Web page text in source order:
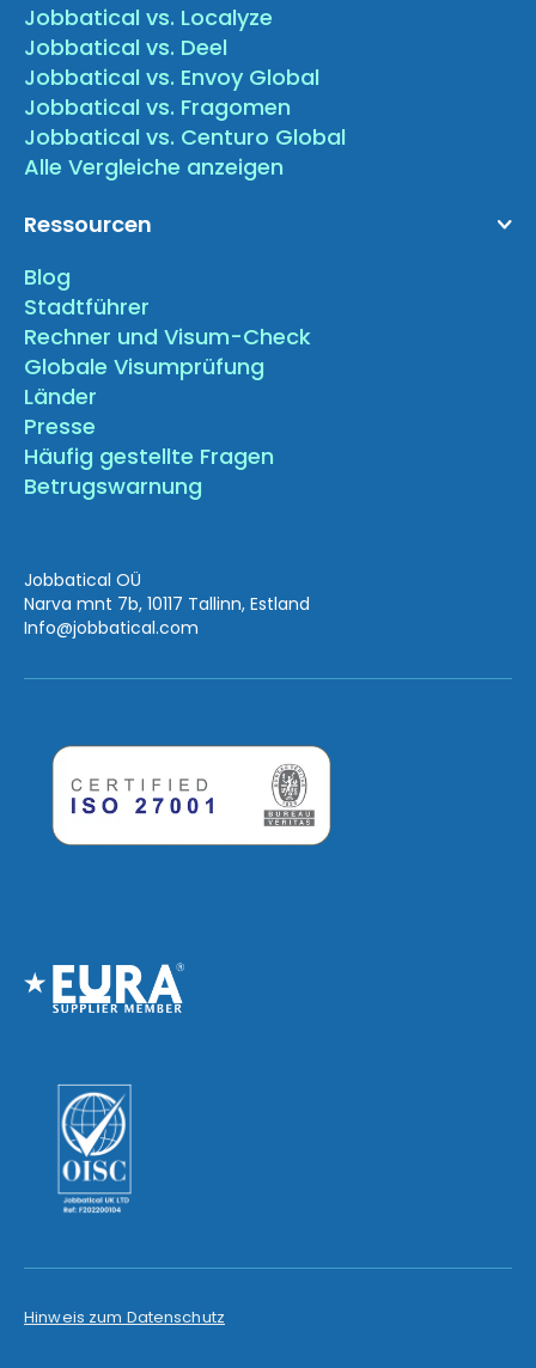
Jobbatical vs. Localyze
Jobbatical vs. Deel
Jobbatical vs. Envoy Global
Jobbatical vs. Fragomen
Jobbatical vs. Centuro Global
Alle Vergleiche anzeigen
Ressourcen
Blog
Stadtführer
Rechner und Visum-Check
Globale Visumprüfung
Länder
Presse
Häufig gestellte Fragen
Betrugswarnung
Jobbatical OÜ
Narva mnt 7b, 10117 Tallinn, Estland
Info@jobbatical.com
Hinweis zum Datenschutz